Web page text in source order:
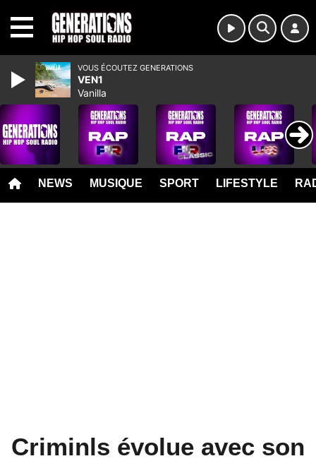
NEWS MUSIQUE SPORT LIFESTYLE
Criminls évolue avec son
VOUS ÉCOUTEZ GENERATIONS
VEN1
Vanilla